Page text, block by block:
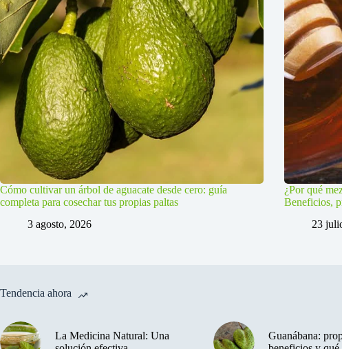
Cómo cultivar un árbol de aguacate desde cero: guía
completa para cosechar tus propias paltas
3 agosto, 2026
¿Por qué
Beneficios,
23
Tendencia ahora
La Medicina Natural: Una
Guanábana: